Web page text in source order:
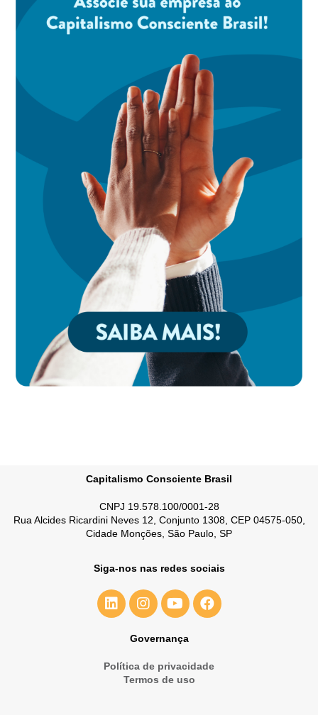
Capitalismo Consciente Brasil
CNPJ 19.578.100/0001-28
Rua Alcides Ricardini Neves 12, Conjunto 1308, CEP 04575-050,
Cidade Monções, São Paulo, SP
Siga-nos nas redes sociais
Governança
Política de privacidade
Termos de uso